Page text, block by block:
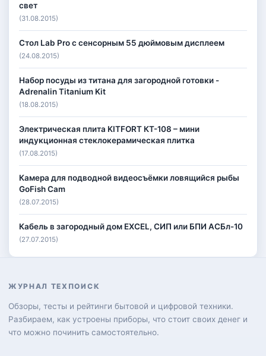
свет
(31.08.2015)
Стол Lab Pro с сенсорным 55 дюймовым дисплеем
(24.08.2015)
Набор посуды из титана для загородной готовки -
Adrenalin Titanium Kit
(18.08.2015)
Электрическая плита KITFORT КТ-108 – мини
индукционная стеклокерамическая плитка
(17.08.2015)
Камера для подводной видеосъёмки ловящийся рыбы
GoFish Cam
(28.07.2015)
Кабель в загородный дом EXCEL, СИП или БПИ АСБл-10
(27.07.2015)
ЖУРНАЛ ТЕХПОИСК
Обзоры, тесты и рейтинги бытовой и цифровой техники.
Разбираем, как устроены приборы, что стоит своих денег и
что можно починить самостоятельно.